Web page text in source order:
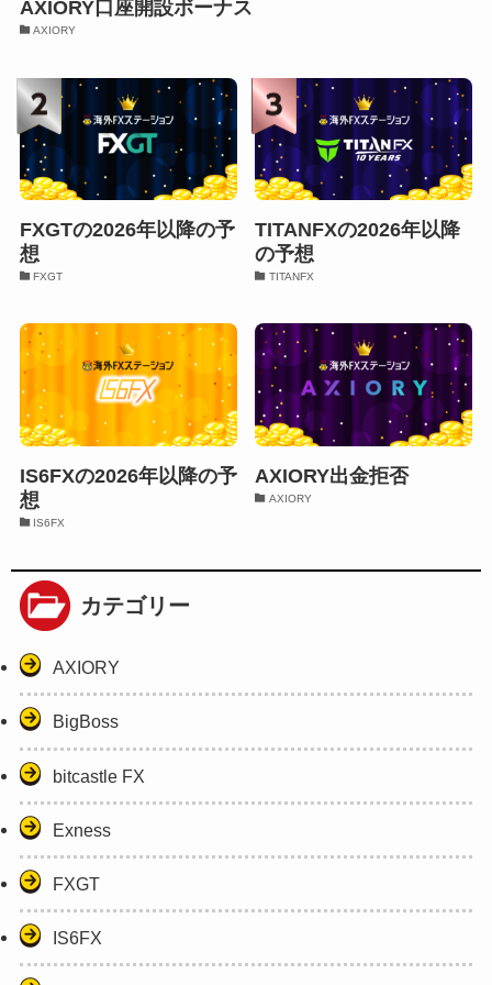
AXIORY口座開設ボーナス
AXIORY
FXGTの2026年以降の予
想
FXGT
TITANFXの2026年以降
の予想
TITANFX
IS6FXの2026年以降の予
想
IS6FX
AXIORY出金拒否
AXIORY
カテゴリー
AXIORY
BigBoss
bitcastle FX
Exness
FXGT
IS6FX